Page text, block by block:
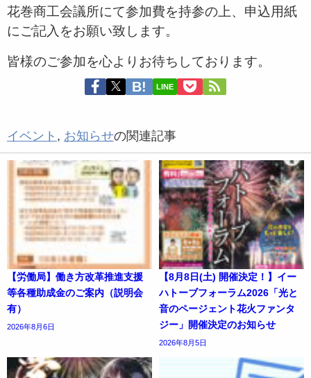
花巻商工会議所にて参加費を持参の上、申込用紙
にご記入をお願い致します。
皆様のご参加を心よりお待ちしております。
LINE
イベント , お知らせの関連記事
【労働局】働き方改革推進支援
等各種助成金のご案内（説明会
有）
2026年8月6日
【8月8日(土) 開催決定！】イー
ハトーブフォーラム2026「光と
音のページェント花火ファンタ
ジー」開催決定のお知らせ
2026年8月5日